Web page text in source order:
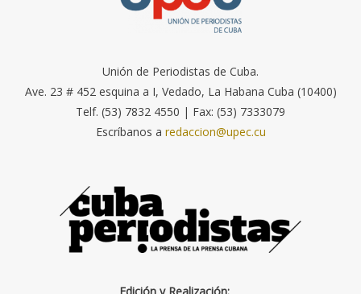
Unión de Periodistas de Cuba.
Ave. 23 # 452 esquina a I, Vedado, La Habana Cuba (10400)
Telf. (53) 7832 4550 | Fax: (53) 7333079
Escríbanos a redaccion@upec.cu